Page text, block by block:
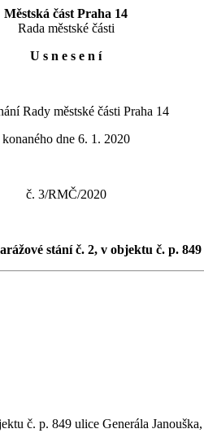
Městská část Praha 14
Rada městské části
U s n e s e n í
Rady městské části Praha 14
konaného dne 6. 1. 2020
č. 3/RMČ/2020
stání č. 2, v objektu č. p.
č. p. 849 ulice Generála